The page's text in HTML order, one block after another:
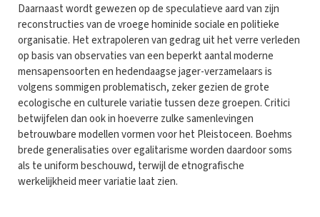
Daarnaast wordt gewezen op de speculatieve aard van zijn
reconstructies van de vroege hominide sociale en politieke
organisatie. Het extrapoleren van gedrag uit het verre verleden
op basis van observaties van een beperkt aantal moderne
mensapensoorten en hedendaagse jager-verzamelaars is
volgens sommigen problematisch, zeker gezien de grote
ecologische en culturele variatie tussen deze groepen. Critici
betwijfelen dan ook in hoeverre zulke samenlevingen
betrouwbare modellen vormen voor het Pleistoceen. Boehms
brede generalisaties over egalitarisme worden daardoor soms
als te uniform beschouwd, terwijl de etnografische
werkelijkheid meer variatie laat zien.